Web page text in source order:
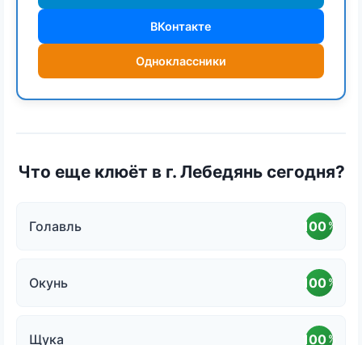
ВКонтакте
Одноклассники
Что еще клюёт в г. Лебедянь сегодня?
Голавль 100 %
Окунь 100 %
Щука 100 %